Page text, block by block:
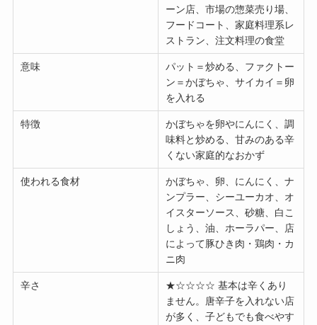
ーン店、市場の惣菜売り場、
フードコート、家庭料理系レ
ストラン、注文料理の食堂
意味
パット＝炒める、ファクトー
ン＝かぼちゃ、サイカイ＝卵
を入れる
特徴
かぼちゃを卵やにんにく、調
味料と炒める、甘みのある辛
くない家庭的なおかず
使われる食材
かぼちゃ、卵、にんにく、ナ
ンプラー、シーユーカオ、オ
イスターソース、砂糖、白こ
しょう、油、ホーラパー、店
によって豚ひき肉・鶏肉・カ
ニ肉
辛さ
★☆☆☆☆ 基本は辛くあり
ません。唐辛子を入れない店
が多く、子どもでも食べやす